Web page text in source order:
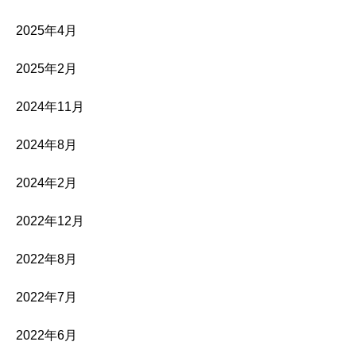
2025年4月
2025年2月
2024年11月
2024年8月
2024年2月
2022年12月
2022年8月
2022年7月
2022年6月